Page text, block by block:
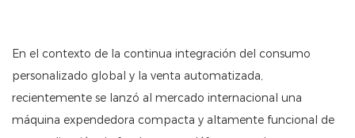
En el contexto de la continua integración del consumo
personalizado global y la venta automatizada,
recientemente se lanzó al mercado internacional una
máquina expendedora compacta y altamente funcional de